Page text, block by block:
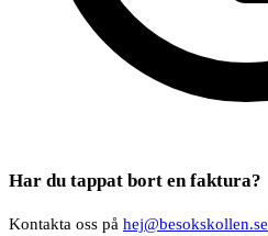
Har du tappat bort en faktura?
Kontakta oss på hej@besokskollen.se